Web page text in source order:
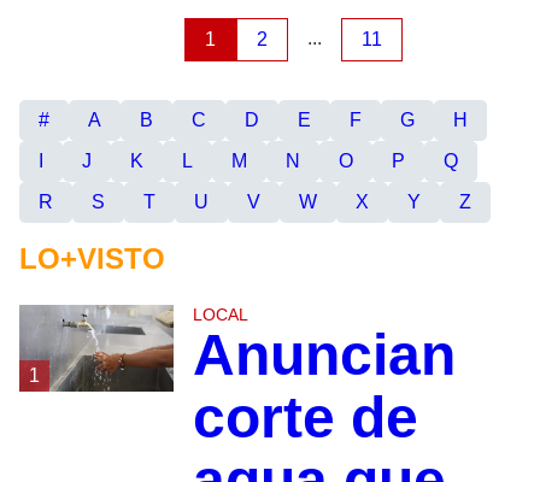
1 2 ... 11
# A B C D E F G
H
J K L M N O P
Q
R
S T U V W X Y Z
LO+VISTO
1
LOCAL
Anuncian
corte de